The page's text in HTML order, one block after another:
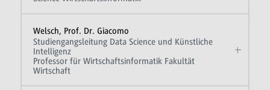
Welsch, Prof. Dr. Giacomo
Studiengangsleitung Data Science und Künstliche
Intelligenz
Professor für Wirtschaftsinformatik Fakultät
Wirtschaft